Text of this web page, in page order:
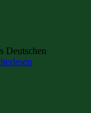
Deutschen